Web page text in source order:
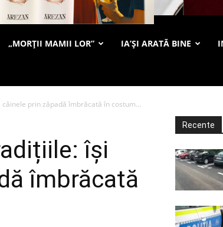
„MORȚII MAMII LOR” IA’ȘI ARATĂ BINE
prin zăpadă îmbrăcată în costum...
își
îmbrăcată
Recente